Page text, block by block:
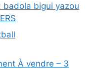
badola bigui yazou
À vendre – 3